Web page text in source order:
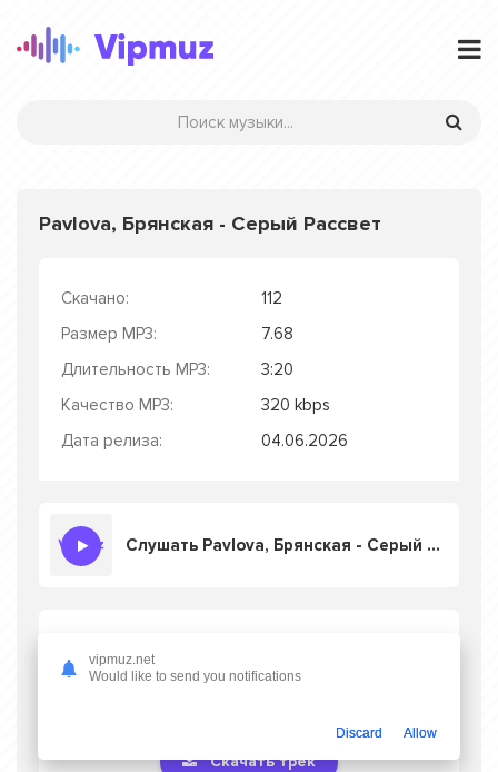
Pavlova, Брянская - Серый Рассвет
Скачано:
112
Размер MP3:
7.68
Длительность MP3:
3:20
Качество MP3:
320 kbps
Дата релиза:
04.06.2026
Слушать Pavlova, Брянская - Серый Рассвет
Рассвет
бесплатно
Скачать трек
vipmuz.net
Would like to send you notifications
Discard Allow